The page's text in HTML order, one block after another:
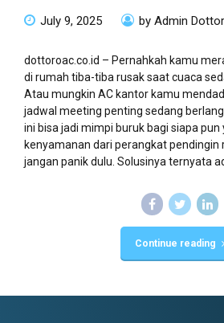
July 9, 2025 by Admin
dottoroac.co.id – Pernahkah kamu
di rumah tiba-tiba rusak saat cuaca
Atau mungkin AC kantor kamu
jadwal meeting penting sedang
ini bisa jadi mimpi buruk bagi siapa
kenyamanan dari perangkat pendingin
jangan panik dulu. Solusinya ternyata
Continue reading